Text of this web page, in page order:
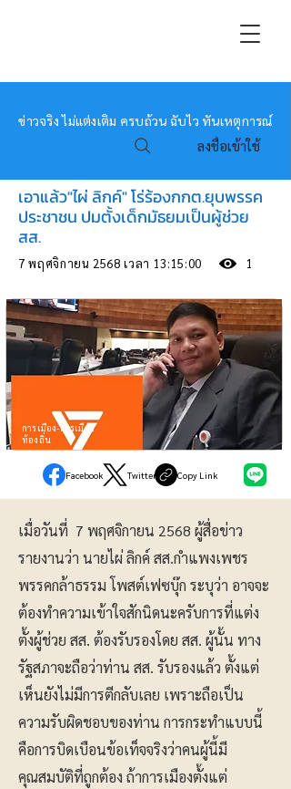
หมอข่าว
ข่าวจริง ไม่แต่งเติม ครบถ้วน ฉับไว ทันเหตุการณ์
ลงชื่อเข้าใช้
เอาแล้ว"ไผ่ ลิกค์" โร่ร้องกกต.ยุบพรรค
ประชาชน ปมตั้งเด็กมัธยมเป็นผู้ช่วย
สส.
7 พฤศจิกายน 2568 เวลา 13:15:00 1
การเมือง-การเมือง
ท้องถิ่น
Facebook Twitter Copy Link
เมื่อวันที่ 7 พฤศจิกายน 2568 ผู้สื่อข่าว
รายงานว่า นายไผ่ ลิกค์ สส.กำแพงเพชร
พรรคกล้าธรรม โพสต์เฟซบุ๊ก ระบุว่า อาจจะ
ต้องทำความเข้าใจสักนิดนะครับการที่แต่ง
ตั้งผู้ช่วย สส. ต้องรับรองโดย สส. ผู้นั้น ทาง
รัฐสภาจะถือว่าท่าน สส. รับรองแล้ว ตั้งแต่
เห็นยังไม่มีการตีกลับเลย เพราะถือเป็น
ความรับผิดชอบของท่าน การกระทำแบบนี้
คือการบิดเบือนข้อเท็จจริงว่าคนผู้นี้มี
คุณสมบัติที่ถูกต้อง ถ้าการเมืองตั้งแต่